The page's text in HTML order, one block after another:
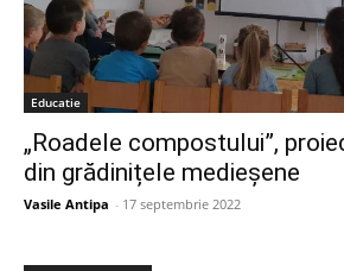
Educatie
„Roadele compostului”,
din grădinițele medieșene
Vasile Antipa - 17 septembrie 2022